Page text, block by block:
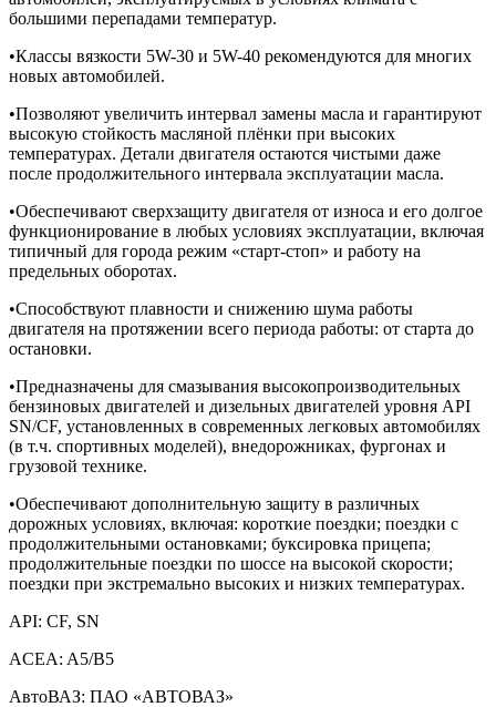
большими перепадами температур.
•Классы вязкости 5W-30 и 5W-40 рекомендуются для многих
новых автомобилей.
•Позволяют увеличить интервал замены масла и гарантируют
высокую стойкость масляной плёнки при высоких
температурах. Детали двигателя остаются чистыми даже
после продолжительного интервала эксплуатации масла.
•Обеспечивают сверхзащиту двигателя от износа и его долгое
функционирование в любых условиях эксплуатации, включая
типичный для города режим «старт-стоп» и работу на
предельных оборотах.
•Способствуют плавности и снижению шума работы
двигателя на протяжении всего периода работы: от старта до
остановки.
•Предназначены для смазывания высокопроизводительных
бензиновых двигателей и дизельных двигателей уровня API
SN/CF, установленных в современных легковых автомобилях
(в т.ч. спортивных моделей), внедорожниках, фургонах и
грузовой технике.
•Обеспечивают дополнительную защиту в различных
дорожных условиях, включая: короткие поездки; поездки с
продолжительными остановками; буксировка прицепа;
продолжительные поездки по шоссе на высокой скорости;
поездки при экстремально высоких и низких температурах.
API: CF, SN
ACEA: A5/B5
АвтоВАЗ: ПАО «АВТОВАЗ»